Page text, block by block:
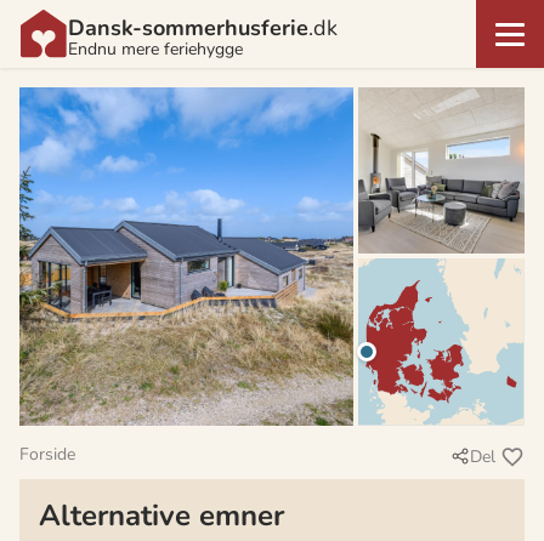
Dansk-sommerhusferie.dk
Endnu mere feriehygge
Forside Del
Alternative emner